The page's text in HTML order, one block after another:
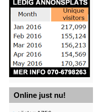
Online just nu!